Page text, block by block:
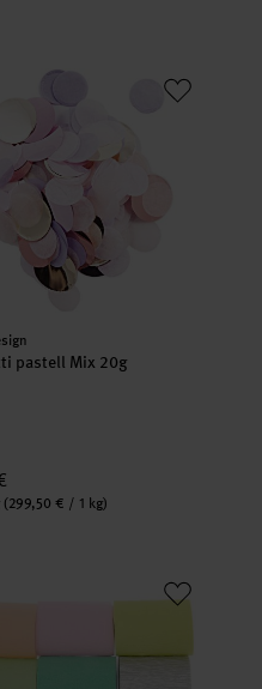
pastell Mix 20g
pastell Mix 20g
(299,50 € / 1 kg)